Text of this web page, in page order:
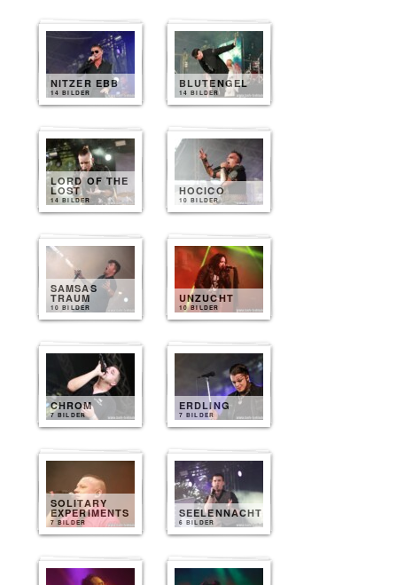
NITZER EBB
14 BILDER
BLUTENGEL
14 BILDER
LORD OF THE
LOST
14 BILDER
HOCICO
10 BILDER
SAMSAS
TRAUM
10 BILDER
UNZUCHT
10 BILDER
CHROM
7 BILDER
ERDLING
7 BILDER
SOLITARY
EXPERIMENTS
7 BILDER
SEELENNACHT
6 BILDER